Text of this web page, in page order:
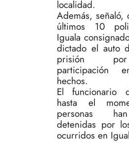
localidad.
Además, señaló,
últimos 10
Iguala
dictado el auto
prisión
participación
hechos.
El funcionario
hasta el
personas
detenidas por
ocurridos en